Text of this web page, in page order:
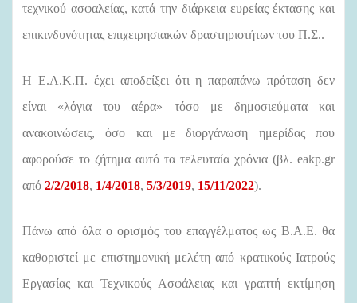
τεχνικού ασφαλείας, κατά την διάρκεια ευρείας έκτασης και
επικινδυνότητας επιχειρησιακών δραστηριοτήτων του Π.Σ..
Η Ε.Α.Κ.Π. έχει αποδείξει ότι η παραπάνω πρόταση δεν
είναι «λόγια του αέρα» τόσο με δημοσιεύματα και
ανακοινώσεις, όσο και με διοργάνωση ημερίδας που
αφορούσε το ζήτημα αυτό τα τελευταία χρόνια (βλ. eakp.gr
από 2/2/2018, 1/4/2018, 5/3/2019, 15/11/2022).
Πάνω από όλα ο ορισμός του επαγγέλματος ως Β.Α.Ε. θα
καθοριστεί με επιστημονική μελέτη από κρατικούς Ιατρούς
Εργασίας και Τεχνικούς Ασφάλειας και γραπτή εκτίμηση